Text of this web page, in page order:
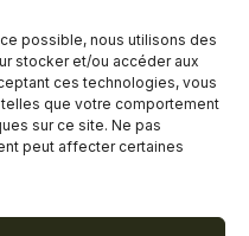
possible, nous utilisons des
stocker et/ou accéder aux
ces technologies, vous
que votre comportement
sur ce site. Ne pas
peut affecter certaines
9h00 à 17h30
9h00 à 20h00
9h00 à 18h00
11h00 à 16h30